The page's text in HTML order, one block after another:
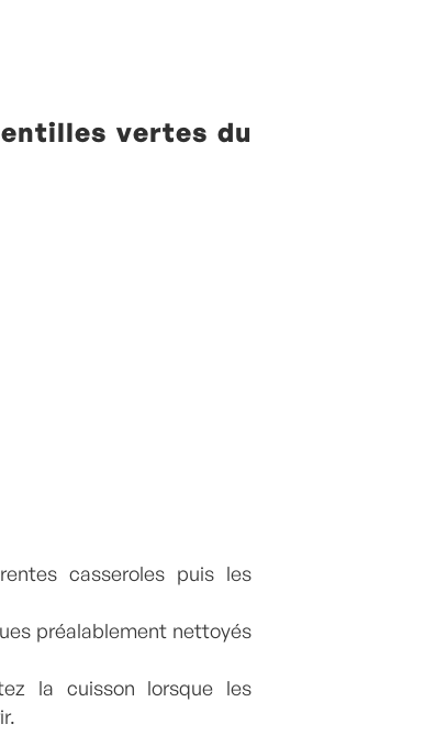
vertes du
casseroles puis les
préalablement nettoyés
la cuisson lorsque les